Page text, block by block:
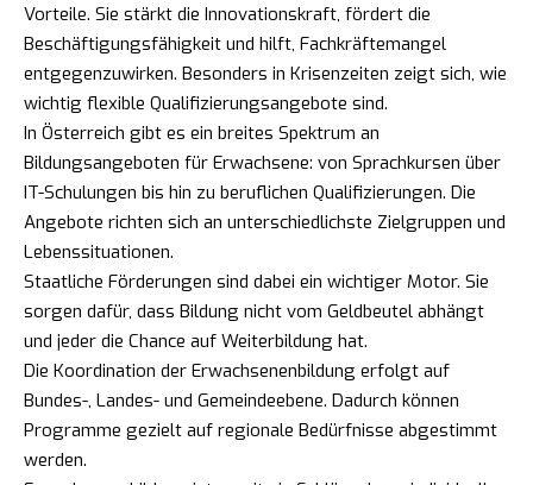
Vorteile. Sie stärkt die Innovationskraft, fördert die
Beschäftigungsfähigkeit und hilft, Fachkräftemangel
entgegenzuwirken. Besonders in Krisenzeiten zeigt sich, wie
wichtig flexible Qualifizierungsangebote sind.
In Österreich gibt es ein breites Spektrum an
Bildungsangeboten für Erwachsene: von Sprachkursen über
IT-Schulungen bis hin zu beruflichen Qualifizierungen. Die
Angebote richten sich an unterschiedlichste Zielgruppen und
Lebenssituationen.
Staatliche Förderungen sind dabei ein wichtiger Motor. Sie
sorgen dafür, dass Bildung nicht vom Geldbeutel abhängt
und jeder die Chance auf Weiterbildung hat.
Die Koordination der Erwachsenenbildung erfolgt auf
Bundes-, Landes- und Gemeindeebene. Dadurch können
Programme gezielt auf regionale Bedürfnisse abgestimmt
werden.